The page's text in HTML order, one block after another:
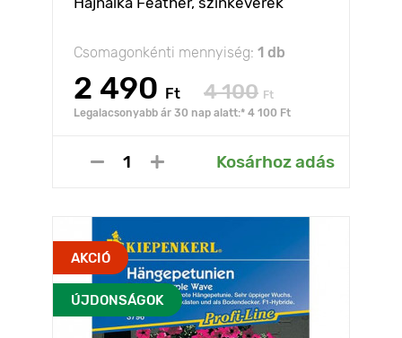
Csomagonkénti mennyiség: 1 db
2 490 Ft 4 100 Ft
Legalacsonyabb ár 30 nap alatt:* 4 100 Ft
Kosárhoz adás
AKCIÓ
ÚJDONSÁGOK